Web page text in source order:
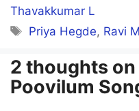
Thavakkumar L
Tags
Priya Hegde, Ravi
2 thoughts on
Poovilum